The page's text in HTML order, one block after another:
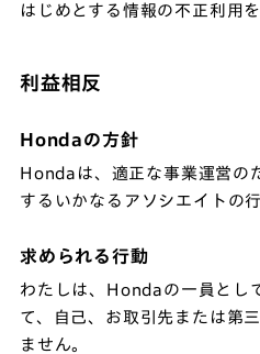
はじめとする情報の不正利用
利益相反
Hondaの方針
Hondaは、適正な事業運営の
するいかなるアソシエイトの
求められる行動
わたしは、Hondaの一員とし
て、自己、お取引先または第
ません。